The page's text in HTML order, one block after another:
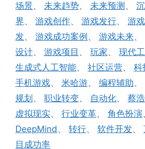
场景、 未来趋势、 未来预测 、
界、 游戏创作、 游戏发行、 游
发、 游戏成功案例 、 游戏未来、
设计、 游戏项目 、 玩家、 现代
生成式人工智能、 社区运营、 科
手机游戏、 米哈游、 编程辅助、
规划 、 职业转变、 自动化、 蔡
虚拟现实、 行业变革、 角色扮演
DeepMind 、 转行、 软件开发、
目成功率